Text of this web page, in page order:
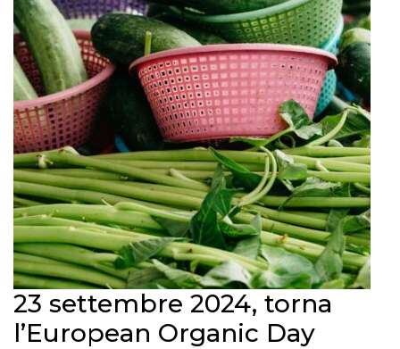
23 settembre 2024, torna
l’European Organic Day